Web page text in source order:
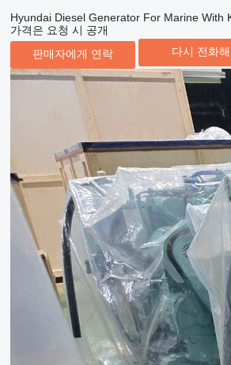
Hyundai Diesel Generator For Marine With
가격은 요청 시 공개
판매자에게 연락
다시 전화